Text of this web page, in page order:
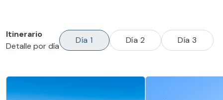
Itinerario
Detalle por día
Día 1 Día 2 Día 3